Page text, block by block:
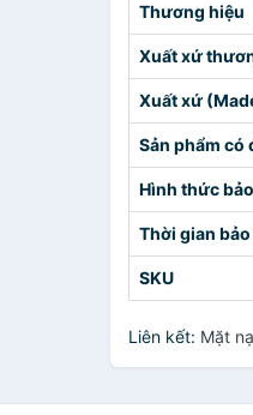
Thương hiệu
Xuất xứ
Xuất xứ
Sản phẩm có
Hình thức
Thời gian
SKU
Liên kết: Mặt